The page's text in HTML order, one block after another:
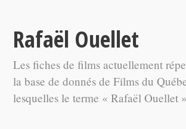
Rafaël Ouellet
Les fiches de films actuellement
la base de donnés de Films du
lesquelles le terme « Rafaël Ouellet